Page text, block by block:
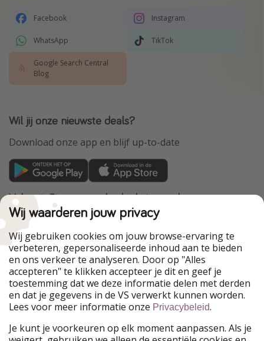
Facebook Instagram
WhatsApp TikTok
Google Search Central
Blog
Wil jij onze nieuwste deals?
Download onze app en blijf up-to-date
VakantiePiraten maakt deel uit van de
HolidayPirates Group
Onze markten
PiratinViaggio
HolidayPirates
WakacyjniPiraci
VoyagesPirates
Ferienpiraten
Urlaubspiraten
Urlaubspiraten
ViajerosPiratas
TravelPirates
HolidayPirates Group
Wij waarderen jouw privacy
Wij gebruiken cookies om jouw browse-ervaring te
verbeteren, gepersonaliseerde inhoud aan te bieden
en ons verkeer te analyseren. Door op "Alles
accepteren" te klikken accepteer je dit en geef je
toestemming dat we deze informatie delen met derden
en dat je gegevens in de VS verwerkt kunnen worden.
Lees voor meer informatie onze Privacybeleid.
Je kunt je voorkeuren op elk moment aanpassen. Als je